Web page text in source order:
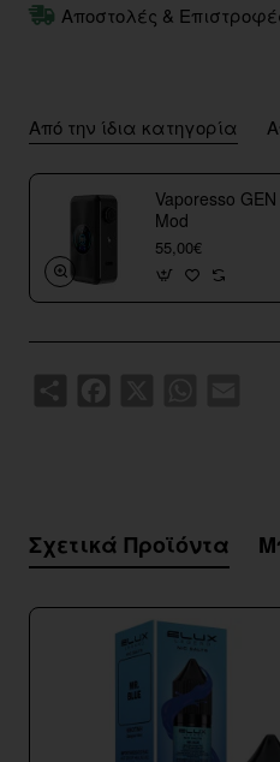
Αποστολές &
Από την ίδια κατηγορία
Vaporesso
Mod
55,00€
Σχετικά Προϊόντα